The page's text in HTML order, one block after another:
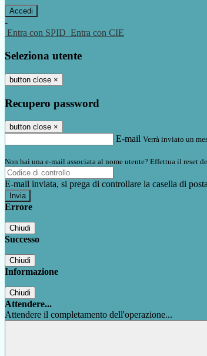
-
Entra con SPID Entra con CIE
Seleziona utente
button close ×
Recupero password
button close ×
E-mail Verrà inviato un
Non hai una e-mail associata al nome utente? Effettua il reset
E-mail inviata, si prega di controllare la casella di
Errore
Chiudi
Successo
Chiudi
Informazione
Chiudi
Attendere...
Attendere il completamento dell'operazione...